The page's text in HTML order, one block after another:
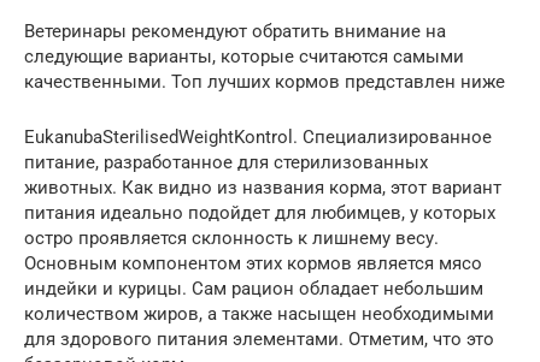
Ветеринары рекомендуют обратить внимание на
следующие варианты, которые считаются самыми
качественными. Топ лучших кормов представлен ниже
EukanubaSterilisedWeightKontrol. Специализированное
питание, разработанное для стерилизованных
животных. Как видно из названия корма, этот вариант
питания идеально подойдет для любимцев, у которых
остро проявляется склонность к лишнему весу.
Основным компонентом этих кормов является мясо
индейки и курицы. Сам рацион обладает небольшим
количеством жиров, а также насыщен необходимыми
для здорового питания элементами. Отметим, что это